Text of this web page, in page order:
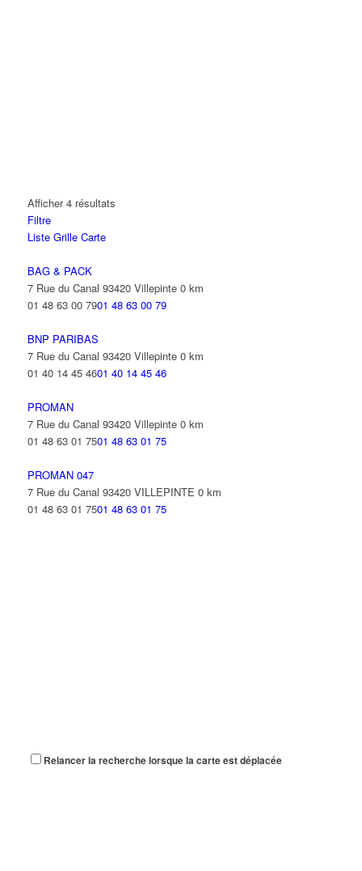
Afficher 4 résultats
Filtre
Liste Grille Carte
BAG & PACK
7 Rue du Canal 93420 Villepinte 0 km
01 48 63 00 7901 48 63 00 79
BNP PARIBAS
7 Rue du Canal 93420 Villepinte 0 km
01 40 14 45 4601 40 14 45 46
PROMAN
7 Rue du Canal 93420 Villepinte 0 km
01 48 63 01 7501 48 63 01 75
PROMAN 047
7 Rue du Canal 93420 VILLEPINTE 0 km
01 48 63 01 7501 48 63 01 75
Relancer la recherche lorsque la carte est déplacée